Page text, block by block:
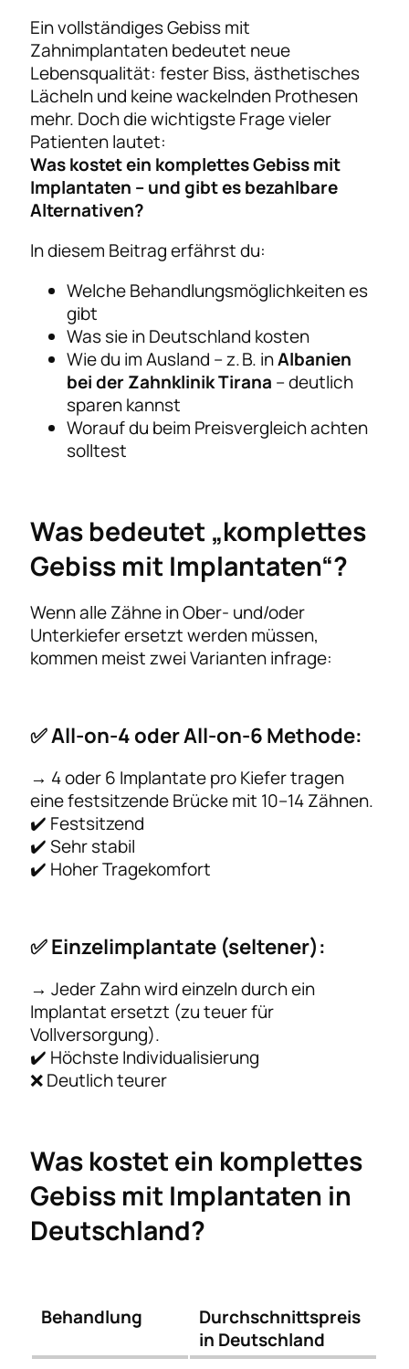
Ein vollständiges Gebiss mit
Zahnimplantaten bedeutet neue
Lebensqualität: fester Biss, ästhetisches
Lächeln und keine wackelnden Prothesen
mehr. Doch die wichtigste Frage vieler
Patienten lautet:
Was kostet ein komplettes Gebiss mit
Implantaten – und gibt es bezahlbare
Alternativen?
In diesem Beitrag erfährst du:
Welche Behandlungsmöglichkeiten es
gibt
Was sie in Deutschland kosten
Wie du im Ausland – z. B. inAlbanien
bei der Zahnklinik Tirana – deutlich
sparen kannst
Worauf du beim Preisvergleich achten
solltest
Was bedeutet „komplettes
Gebiss mit Implantaten“?
Wenn alle Zähne in Ober- und/oder
Unterkiefer ersetzt werden müssen,
kommen meist zwei Varianten infrage:
✅All-on-4 oder All-on-6 Methode:
→ 4 oder 6 Implantate pro Kiefer tragen
eine festsitzende Brücke mit 10–14 Zähnen.
✔️ Festsitzend
✔️ Sehr stabil
✔️ Hoher Tragekomfort
✅Einzelimplantate (seltener):
→ Jeder Zahn wird einzeln durch ein
Implantat ersetzt (zu teuer für
Vollversorgung).
✔️ Höchste Individualisierung
❌ Deutlich teurer
Was kostet ein komplettes
Gebiss mit Implantaten in
Deutschland?
Behandlung
Durchschnittspreis
in Deutschland